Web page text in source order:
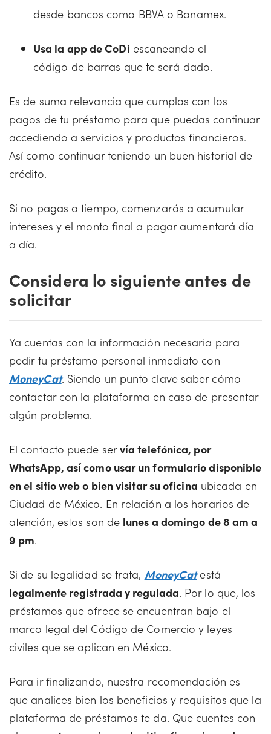
desde bancos como BBVA o Banamex.
Usa la app de CoDi escaneando el
código de barras que te será dado.
Es de suma relevancia que cumplas con los
pagos de tu préstamo para que puedas continuar
accediendo a servicios y productos financieros.
Así como continuar teniendo un buen historial de
crédito.
Si no pagas a tiempo, comenzarás a acumular
intereses y el monto final a pagar aumentará día
a día.
Considera lo siguiente antes de
solicitar
Ya cuentas con la información necesaria para
pedir tu préstamo personal inmediato con
MoneyCat. Siendo un punto clave saber cómo
contactar con la plataforma en caso de presentar
algún problema.
El contacto puede servía telefónica, por
WhatsApp, así como usar un formulario disponible
en el sitio web o bien visitar su oficina ubicada en
Ciudad de México. En relación a los horarios de
atención, estos son de lunes a domingo de 8 am a
9 pm.
Si de su legalidad se trata, MoneyCatestá
legalmente registrada y regulada. Por lo que, los
préstamos que ofrece se encuentran bajo el
marco legal del Código de Comercio y leyes
civiles que se aplican en México.
Para ir finalizando, nuestra recomendación es
que analices bien los beneficios y requisitos que la
plataforma de préstamos te da. Que cuentes con